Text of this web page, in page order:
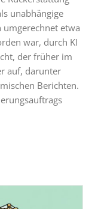
unabhängige
etwa
war, durch KI
der früher im
auf, darunter
Berichten.